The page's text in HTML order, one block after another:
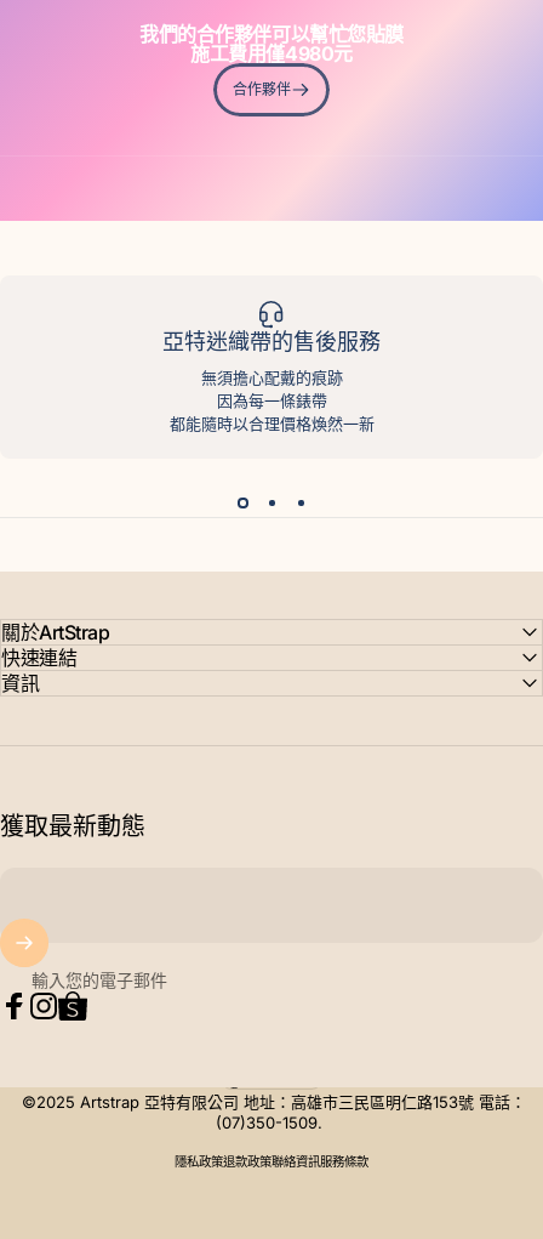
我們的合作夥伴可以幫忙您貼膜
施工費用僅4980元
合作夥伴
亞特迷織帶的售後服務
無須擔心配戴的痕跡
因為每一條錶帶
都能隨時以合理價格煥然一新
關於ArtStrap
快速連結
資訊
獲取最新動態
輸入您的電子郵件
©2025 Artstrap 亞特有限公司 地址：高雄市三民區明仁路153號 電話：
(07)350-1509.
隱私政策退款政策聯絡資訊服務條款
國家/地區